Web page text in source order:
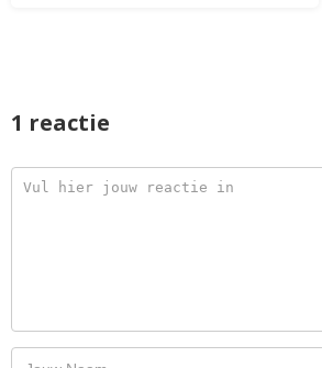
1 reactie